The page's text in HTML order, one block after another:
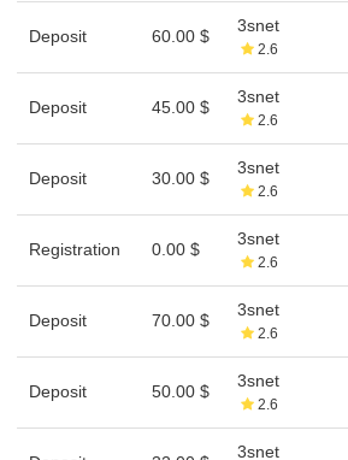
Deposit 60.00 $
3snet
2.6
Deposit 45.00 $
3snet
2.6
Deposit 30.00 $
3snet
2.6
Registration 0.00 $
3snet
2.6
Deposit 70.00 $
3snet
2.6
Deposit 50.00 $
3snet
2.6
3snet